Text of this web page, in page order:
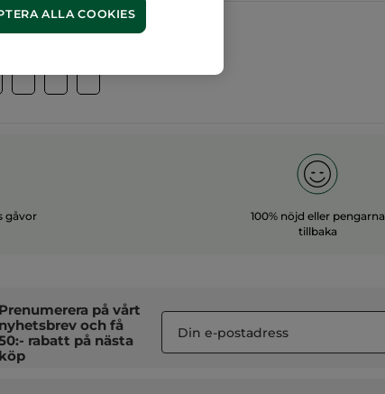
gåvor
100% nöjd eller pengarna
tillbaka
Prenumerera på vårt
nyhetsbrev och få
rabatt på nästa
köp
ALLA COOKIES